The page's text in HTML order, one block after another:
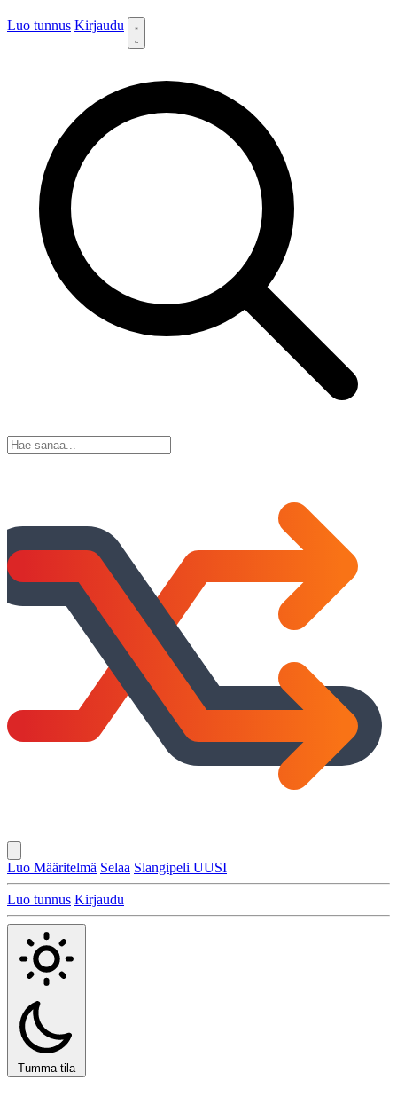
Luo tunnus Kirjaudu
Luo Määritelmä Selaa Slangipeli UUSI
Luo tunnus Kirjaudu
Tumma tila